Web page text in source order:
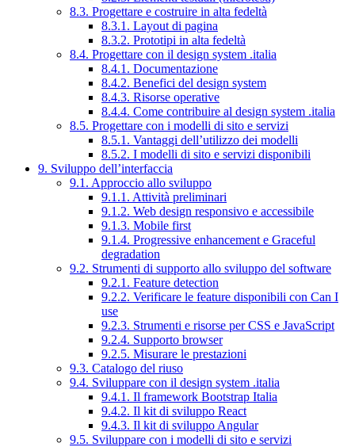
8.3. Progettare e costruire in alta fedeltà
8.3.1. Layout di pagina
8.3.2. Prototipi in alta fedeltà
8.4. Progettare con il design system .italia
8.4.1. Documentazione
8.4.2. Benefici del design system
8.4.3. Risorse operative
8.4.4. Come contribuire al design system .italia
8.5. Progettare con i modelli di sito e servizi
8.5.1. Vantaggi dell’utilizzo dei modelli
8.5.2. I modelli di sito e servizi disponibili
9. Sviluppo dell’interfaccia
9.1. Approccio allo sviluppo
9.1.1. Attività preliminari
9.1.2. Web design responsivo e accessibile
9.1.3. Mobile first
9.1.4. Progressive enhancement e Graceful
degradation
9.2. Strumenti di supporto allo sviluppo del software
9.2.1. Feature detection
9.2.2. Verificare le feature disponibili con Can I
use
9.2.3. Strumenti e risorse per CSS e JavaScript
9.2.4. Supporto browser
9.2.5. Misurare le prestazioni
9.3. Catalogo del riuso
9.4. Sviluppare con il design system .italia
9.4.1. Il framework Bootstrap Italia
9.4.2. Il kit di sviluppo React
9.4.3. Il kit di sviluppo Angular
9.5. Sviluppare con i modelli di sito e servizi